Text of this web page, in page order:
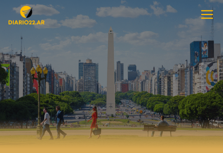
Saltar